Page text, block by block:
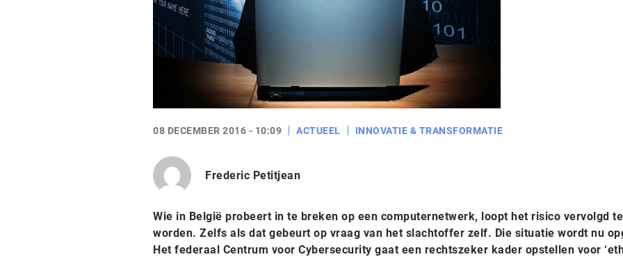
08 DECEMBER 2016 - 10:09 ACTUEEL INNOVATIE & TRANSFORMATIE
Frederic Petitjean
Wie in België probeert in te breken op een computernetwerk, loopt het risico vervolgd te
worden. Zelfs als dat gebeurt op vraag van het slachtoffer zelf. Die situatie wordt nu
Het federaal Centrum voor Cybersecurity gaat een rechtszeker kader opstellen voor